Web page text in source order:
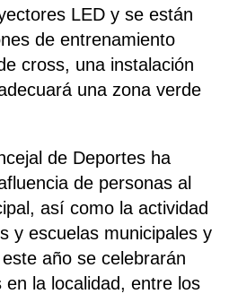
LED y se están
de entrenamiento
cross, una instalación
una zona verde
de Deportes ha
de personas al
así como la actividad
y escuelas municipales y
año se celebrarán
la localidad, entre los